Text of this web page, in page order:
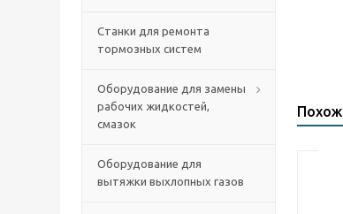
Станки для ремонта
тормозных систем
Оборудование для замены
рабочих жидкостей,
смазок
Оборудование для
вытяжки выхлопных газов